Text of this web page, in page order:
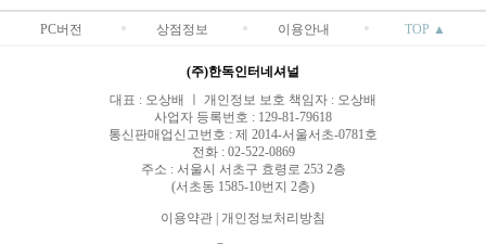
PC버전 상점정보 이용안내 TOP ▲
(주)한독인터네셔널
대표 : 오상배 ㅣ 개인정보 보호 책임자 : 오상배
사업자 등록번호 : 129-81-79618
통신판매업신고번호 : 제 2014-서울서초-0781호
전화 : 02-522-0869
주소 : 서울시 서초구 효령로 253 2층
(서초동 1585-10번지 2층)
이용약관 | 개인정보처리방침